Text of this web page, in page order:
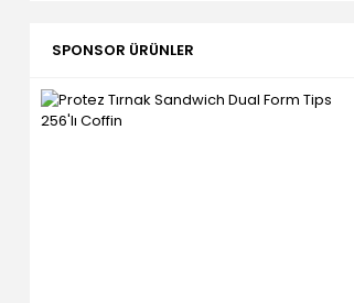
SPONSOR ÜRÜNLER